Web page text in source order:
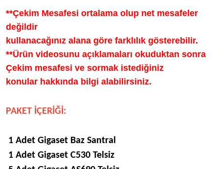
**Çekim Mesafesi ortalama olup net mesafeler
değildir
kullanacağınız alana göre farklılık gösterebilir.
**Ürün videosunu açıklamaları okuduktan sonra
Çekim mesafesi ve sormak istediğiniz
konular hakkında bilgi alabilirsiniz.
PAKET İÇERİĞİ:
1 Adet Gigaset Baz Santral
1 Adet Gigaset C530 Telsiz